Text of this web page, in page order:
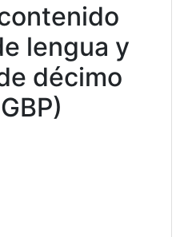
lengua y
décimo